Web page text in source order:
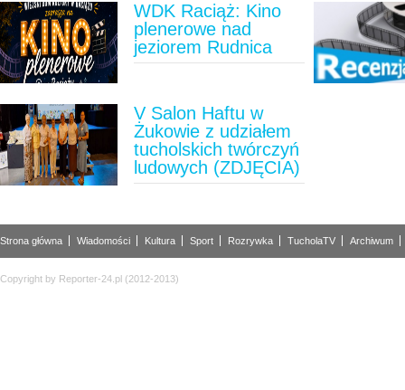
WDK Raciąż: Kino
plenerowe nad
jeziorem Rudnica
V Salon Haftu w
Żukowie z udziałem
tucholskich twórczyń
ludowych (ZDJĘCIA)
Strona główna Wiadomości Kultura Sport Rozrywka TucholaTV Archiwum
Copyright by Reporter-24.pl (2012-2013)